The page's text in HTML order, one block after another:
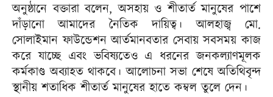
অনুষ্ঠানে বক্তারা বলেন, অসহায় ও শীতার্ত মানুষের পাশে
দাঁড়ানো আমাদের নৈতিক দায়িত্ব। আলহাজ্ব মো.
সোলাইমান ফাউন্ডেশন আর্তমানবতার সেবায় সবসময় কাজ
করে যাচ্ছে এবং ভবিষ্যতেও এ ধরনের জনকল্যাণমূলক
কর্মকাণ্ড অব্যাহত থাকবে। আলোচনা সভা শেষে অতিথিবৃন্দ
স্থানীয় শতাধিক শীতার্ত মানুষের হাতে কম্বল তুলে দেন।